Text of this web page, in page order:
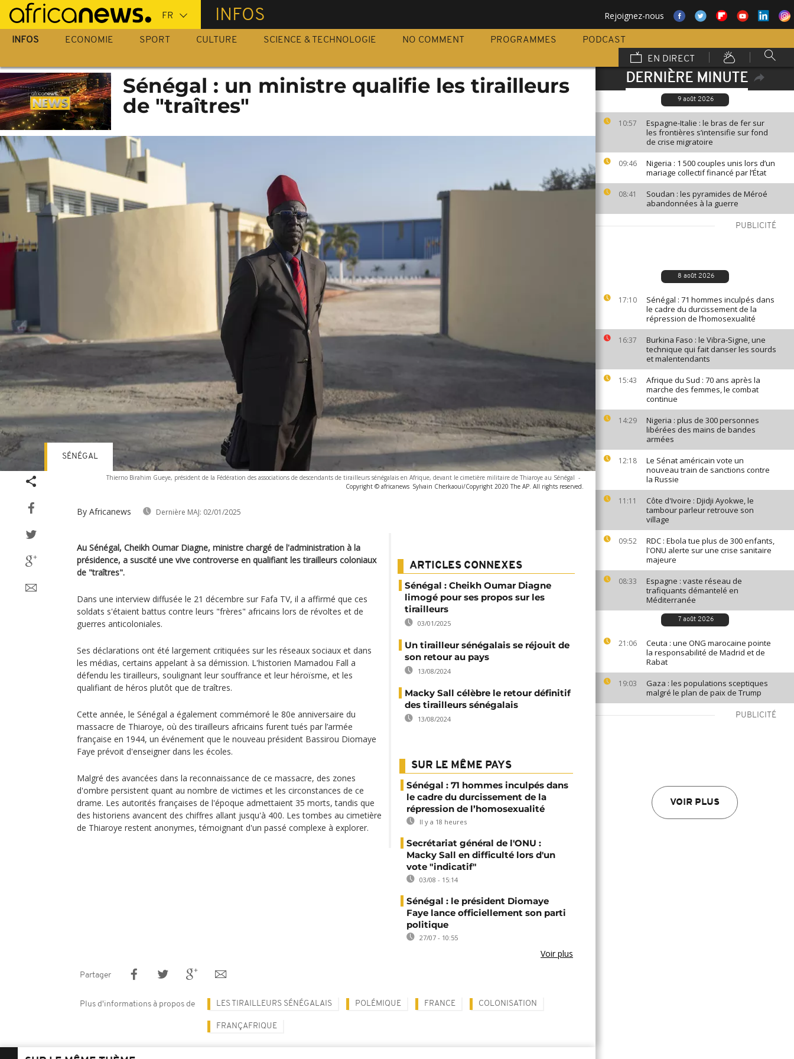
Passer
au
contenu
INFOS Rejoignez-nous
INFOS ECONOMIE SPORT CULTURE SCIENCE & TECHNOLOGIE NO COMMENT PROGRAMMES
PODCAST
EN DIRECT
DERNIÈRE MINUTE
9 août 2026
10:57
Espagne-Italie : le bras de fer sur
les frontières s’intensifie sur fond
de crise migratoire
09:46
Nigeria : 1 500 couples unis lors d’un
mariage collectif financé par l’État
08:41
Soudan : les pyramides de Méroé
abandonnées à la guerre
PUBLICITÉ
8 août 2026
17:10
Sénégal : 71 hommes inculpés dans
le cadre du durcissement de la
répression de l’homosexualité
16:37
Burkina Faso : le Vibra-Signe, une
technique qui fait danser les sourds
et malentendants
15:43
Afrique du Sud : 70 ans après la
marche des femmes, le combat
continue
14:29
Nigeria : plus de 300 personnes
libérées des mains de bandes
armées
12:18
Le Sénat américain vote un
nouveau train de sanctions contre
la Russie
11:11
Côte d'Ivoire : Djidji Ayokwe, le
tambour parleur retrouve son
village
09:52
RDC : Ebola tue plus de 300 enfants,
l'ONU alerte sur une crise sanitaire
majeure
08:33
Espagne : vaste réseau de
trafiquants démantelé en
Méditerranée
7 août 2026
21:06
Ceuta : une ONG marocaine pointe
la responsabilité de Madrid et de
Rabat
19:03
Gaza : les populations sceptiques
malgré le plan de paix de Trump
PUBLICITÉ
VOIR PLUS
Sénégal : un ministre qualifie les tirailleurs
de "traîtres"
Thierno Birahim Gueye, président de la Fédération des associations de descendants de tirailleurs sénégalais en Afrique, devant le cimetière militaire de Thiaroye au Sénégal -
Copyright © africanews Sylvain Cherkaoui/Copyright 2020 The AP. All rights reserved.
By Africanews Dernière MAJ: 02/01/2025
SÉNÉGAL
Au Sénégal, Cheikh Oumar Diagne, ministre chargé de l'administration à la
présidence, a suscité une vive controverse en qualifiant les tirailleurs coloniaux
de "traîtres".
Dans une interview diffusée le 21 décembre sur Fafa TV, il a affirmé que ces
soldats s'étaient battus contre leurs "frères" africains lors de révoltes et de
guerres anticoloniales.
Ses déclarations ont été largement critiquées sur les réseaux sociaux et dans
les médias, certains appelant à sa démission. L'historien Mamadou Fall a
défendu les tirailleurs, soulignant leur souffrance et leur héroïsme, et les
qualifiant de héros plutôt que de traîtres.
Cette année, le Sénégal a également commémoré le 80e anniversaire du
massacre de Thiaroye, où des tirailleurs africains furent tués par l’armée
française en 1944, un événement que le nouveau président Bassirou Diomaye
Faye prévoit d'enseigner dans les écoles.
Malgré des avancées dans la reconnaissance de ce massacre, des zones
d'ombre persistent quant au nombre de victimes et les circonstances de ce
drame. Les autorités françaises de l'époque admettaient 35 morts, tandis que
des historiens avancent des chiffres allant jusqu'à 400. Les tombes au cimetière
de Thiaroye restent anonymes, témoignant d'un passé complexe à explorer.
ARTICLES CONNEXES
Sénégal : Cheikh Oumar Diagne
limogé pour ses propos sur les
tirailleurs
03/01/2025
Un tirailleur sénégalais se réjouit de
son retour au pays
13/08/2024
Macky Sall célèbre le retour définitif
des tirailleurs sénégalais
13/08/2024
SUR LE MÊME PAYS
Sénégal : 71 hommes inculpés dans
le cadre du durcissement de la
répression de l’homosexualité
Il y a 18 heures
Secrétariat général de l'ONU :
Macky Sall en difficulté lors d'un
vote "indicatif"
03/08 - 15:14
Sénégal : le président Diomaye
Faye lance officiellement son parti
politique
27/07 - 10:55
Voir plus
Partager
Plus d'informations à propos de LES TIRAILLEURS SÉNÉGALAIS POLÉMIQUE FRANCE COLONISATION
FRANÇAFRIQUE